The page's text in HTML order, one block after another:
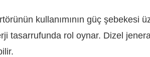
kullanımının güç şebekesi
tasarrufunda rol oynar. Dizel